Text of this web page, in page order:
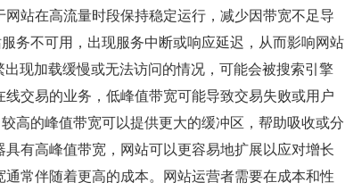
站在高流量时段保持稳定运行，减少因带宽不足导
务不可用，出现服务中断或响应延迟，从而影响网站
现加载缓慢或无法访问的情况，可能会被搜索引擎
交易的业务，低峰值带宽可能导致交易失败或用户
高的峰值带宽可以提供更大的缓冲区，帮助吸收或分
有高峰值带宽，网站可以更容易地扩展以应对增长
常伴随着更高的成本。网站运营者需要在成本和性